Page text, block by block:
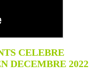
CELEBRE
DECEMBRE 2022